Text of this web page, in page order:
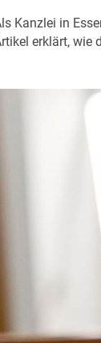
Kanzlei in
erklärt, wie